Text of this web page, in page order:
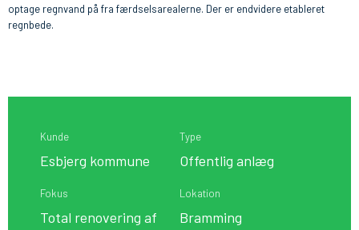
optage regnvand på fra færdselsarealerne. Der er endvidere etableret
regnbede.
Kunde
Esbjerg kommune
Type
Offentlig anlæg
Fokus
Total renovering af
Lokation
Bramming